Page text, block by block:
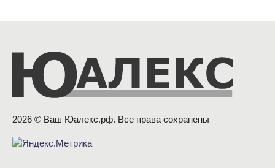
2026 © Ваш Юалекс.рф. Все права сохранены